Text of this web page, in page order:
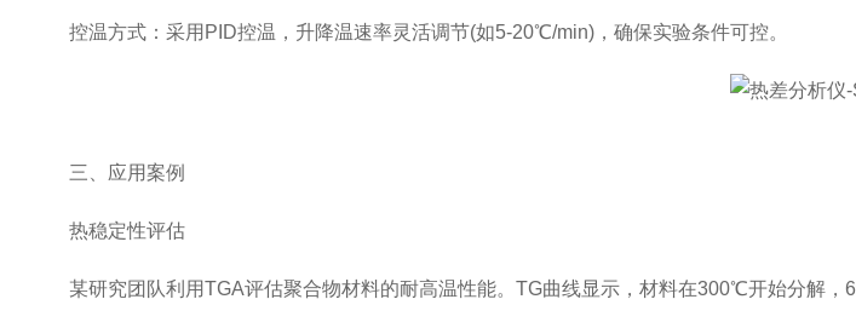
控温方式：采用PID控温，升降温速率灵活调节(如5-20℃/min)，确保实验条件可控。
三、应用案例
热稳定性评估
某研究团队利用TGA评估聚合物材料的耐高温性能。TG曲线显示，材料在300℃开始分解，